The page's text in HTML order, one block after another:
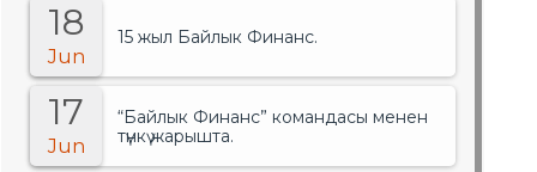
18
Jun
15 жыл Байлык Финанс.
17
Jun
“Байлык Финанс” командасы менен
түнкү жарышта.